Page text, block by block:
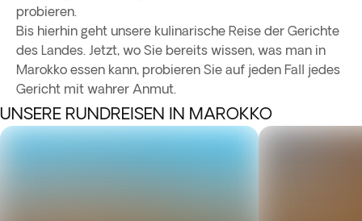
probieren.
Bis hierhin geht unsere kulinarische Reise der Gerichte
des Landes. Jetzt, wo Sie bereits wissen, was man in
Marokko essen kann, probieren Sie auf jeden Fall jedes
Gericht mit wahrer Anmut.
UNSERE RUNDREISEN IN MAROKKO